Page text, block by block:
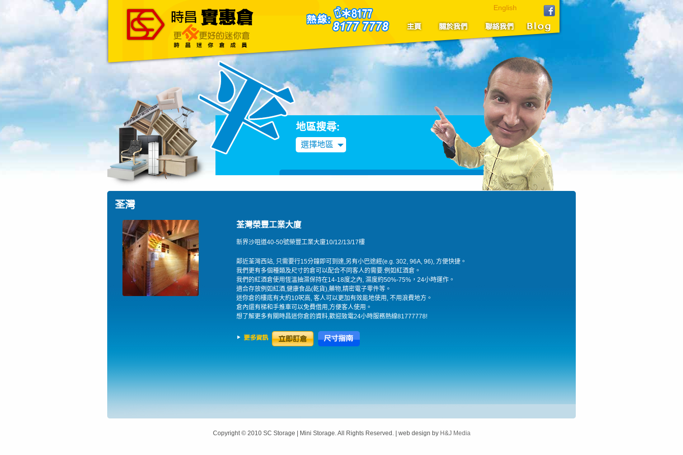
主頁 關於我們 聯絡我們
English
地區搜尋:
選擇地區
荃灣
荃灣榮豐工業大廈
新界沙咀道40-50號榮豐工業大廈10/12/13/17樓
鄰近荃灣西站, 只需要行15分鐘即可到達,另有小巴途經(e.g. 302, 96A, 96), 方便快捷。
我們更有多個種類及尺寸的倉可以配合不同客人的需要.例如紅酒倉。
我們的紅酒倉使用恆溫抽濕保持在14-18度之內, 濕度約50%-75%，24小時運作。
適合存放例如紅酒,健康食品(乾貨),藥物,精密電子零件等。
迷你倉的樓底有大約10呎高, 客人可以更加有效能地使用, 不用浪費地方。
倉內還有梯和手推車可以免費借用,方便客人使用。
想了解更多有關時昌迷你倉的資料,歡迎致電24小時服務熱線81777778!
Copyright © 2010 SC Storage | Mini Storage. All Rights Reserved. | web design by H&J Media